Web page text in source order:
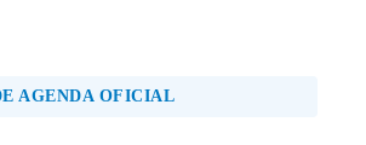
AGENDA OFICIAL